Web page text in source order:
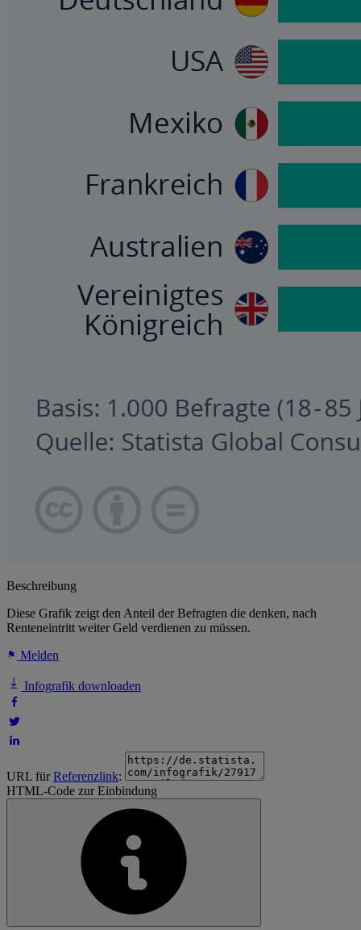
Beschreibung
Diese Grafik zeigt den Anteil der Befragten die denken, nach
Renteneintritt weiter Geld verdienen zu müssen.
Melden
Infografik downloaden
URL fürReferenzlink:
HTML-Code zur Einbindung